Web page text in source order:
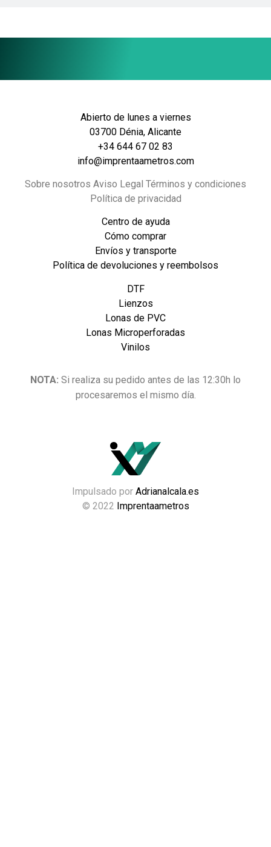
Abierto de lunes a viernes
03700 Dénia, Alicante
+34 644 67 02 83
info@imprentaametros.com
Sobre nosotros Aviso Legal Términos y condiciones
Política de privacidad
Centro de ayuda
Cómo comprar
Envíos y transporte
Política de devoluciones y reembolsos
DTF
Lienzos
Lonas de PVC
Lonas Microperforadas
Vinilos
NOTA: Si realiza su pedido antes de las 12:30h lo
procesaremos el mismo día.
© 2022 Imprentaametros
Impulsado por Adrianalcala.es